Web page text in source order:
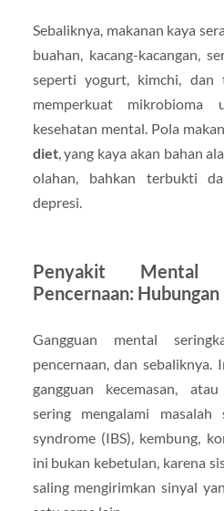
Sebaliknya, makanan kaya
buahan, kacang-kacangan,
seperti yogurt, kimchi, dan
memperkuat mikrobioma
kesehatan mental. Pola
diet, yang kaya akan bahan
olahan, bahkan terbukti
depresi.
Penyakit Mental
Pencernaan:
Gangguan mental
pencernaan, dan sebaliknya.
gangguan kecemasan,
sering mengalami
syndrome (IBS), kembung,
ini bukan kebetulan, karena
saling mengirimkan sinyal